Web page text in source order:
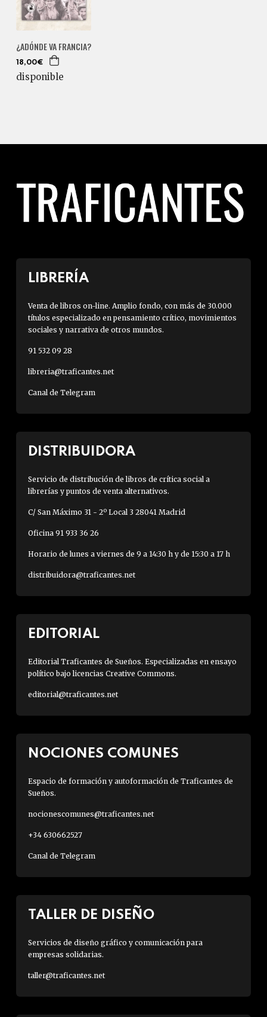
¿ADÓNDE VA FRANCIA?
18,00€
disponible
LIBRERÍA
Venta de libros on-line. Amplio fondo, con más de 30.000
títulos especializado en pensamiento crítico, movimientos
sociales y narrativa de otros mundos.
91 532 09 28
libreria@traficantes.net
Canal de Telegram
DISTRIBUIDORA
Servicio de distribución de libros de crítica social a
librerías y puntos de venta alternativos.
C/ San Máximo 31 - 2º Local 3 28041 Madrid
Oficina 91 933 36 26
Horario de lunes a viernes de 9 a 14:30 h y de 15:30 a 17 h
distribuidora@traficantes.net
EDITORIAL
Editorial Traficantes de Sueños. Especializadas en ensayo
político bajo licencias Creative Commons.
editorial@traficantes.net
NOCIONES COMUNES
Espacio de formación y autoformación de Traficantes de
Sueños.
nocionescomunes@traficantes.net
+34 630662527
Canal de Telegram
TALLER DE DISEÑO
Servicios de diseño gráfico y comunicación para
empresas solidarias.
taller@traficantes.net